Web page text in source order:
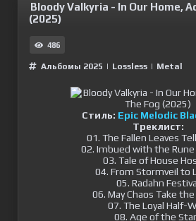
Bloody Valkyria - In Our Home,
(2025)
486
Альбомы 2025 | Lossless | Metal
Стиль: Epic Melodic
Треклист:
01. The Fallen Leaves
02. Imbued with the
03. Tale of House
04. From Stormveil to
05. Radahn
06. May Chaos Take
07. The Loyal Half-
08. Age of the